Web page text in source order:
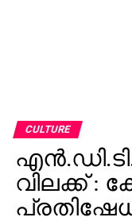
CULTURE
വിലക്ക് :